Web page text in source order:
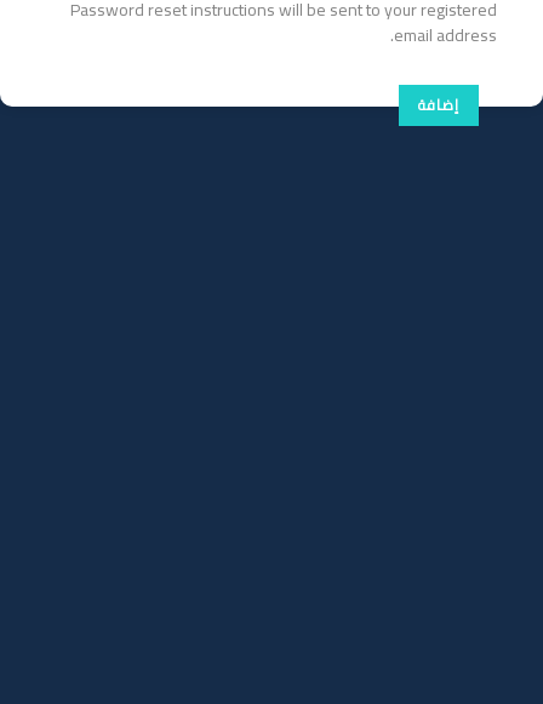
Password reset instructions will be sent to your registered
email address.